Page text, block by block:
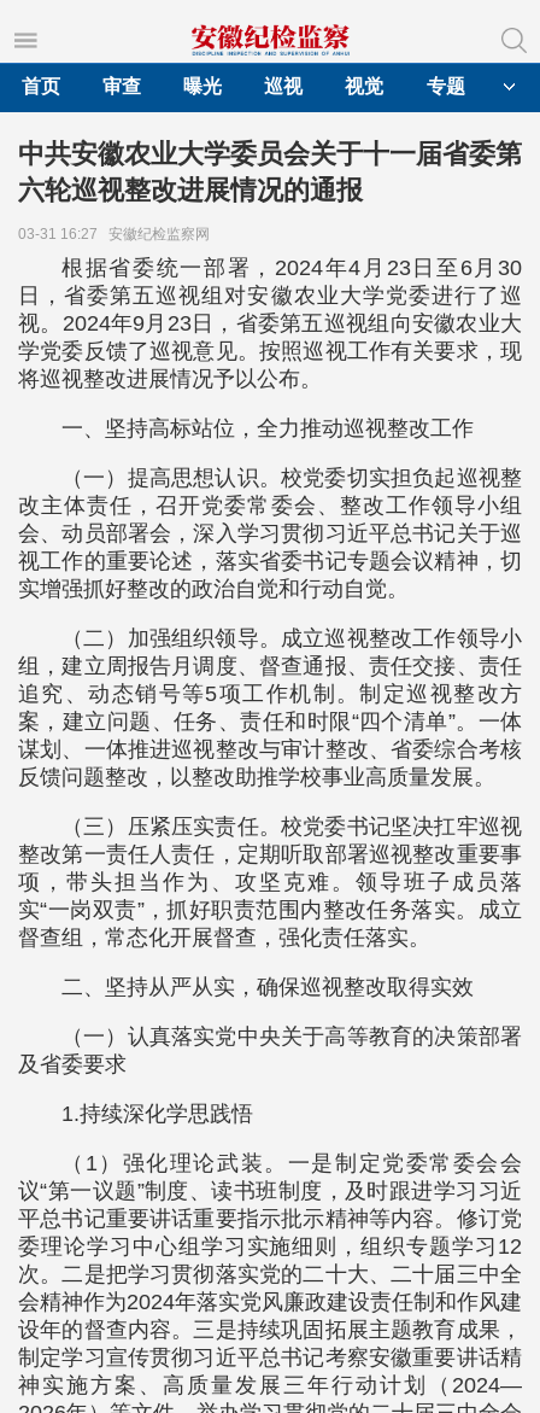
首页
审查 曝光 巡视 视觉 专题
中共安徽农业大学委员会关于十一届省委第
六轮巡视整改进展情况的通报
03-31 16:27 安徽纪检监察网
根据省委统一部署，2024年4月23日至6月30
日，省委第五巡视组对安徽农业大学党委进行了巡
视。2024年9月23日，省委第五巡视组向安徽农业大
学党委反馈了巡视意见。按照巡视工作有关要求，现
将巡视整改进展情况予以公布。
一、坚持高标站位，全力推动巡视整改工作
（一）提高思想认识。校党委切实担负起巡视整
改主体责任，召开党委常委会、整改工作领导小组
会、动员部署会，深入学习贯彻习近平总书记关于巡
视工作的重要论述，落实省委书记专题会议精神，切
实增强抓好整改的政治自觉和行动自觉。
（二）加强组织领导。成立巡视整改工作领导小
组，建立周报告月调度、督查通报、责任交接、责任
追究、动态销号等5项工作机制。制定巡视整改方
案，建立问题、任务、责任和时限“四个清单”。一体
谋划、一体推进巡视整改与审计整改、省委综合考核
反馈问题整改，以整改助推学校事业高质量发展。
（三）压紧压实责任。校党委书记坚决扛牢巡视
整改第一责任人责任，定期听取部署巡视整改重要事
项，带头担当作为、攻坚克难。领导班子成员落
实“一岗双责”，抓好职责范围内整改任务落实。成立
督查组，常态化开展督查，强化责任落实。
二、坚持从严从实，确保巡视整改取得实效
（一）认真落实党中央关于高等教育的决策部署
及省委要求
1.持续深化学思践悟
（1）强化理论武装。一是制定党委常委会会
议“第一议题”制度、读书班制度，及时跟进学习习近
平总书记重要讲话重要指示批示精神等内容。修订党
委理论学习中心组学习实施细则，组织专题学习12
次。二是把学习贯彻落实党的二十大、二十届三中全
会精神作为2024年落实党风廉政建设责任制和作风建
设年的督查内容。三是持续巩固拓展主题教育成果，
制定学习宣传贯彻习近平总书记考察安徽重要讲话精
神实施方案、高质量发展三年行动计划（2024—